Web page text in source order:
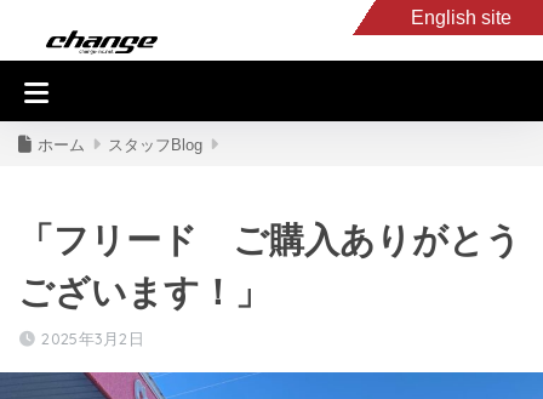
English site
入庫車情報
ホーム スタッフBlog
「フリード ご購入ありがとう
ございます！」
2025年3月2日